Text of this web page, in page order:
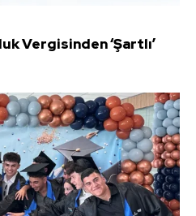
Vergisinden ‘Şartlı’